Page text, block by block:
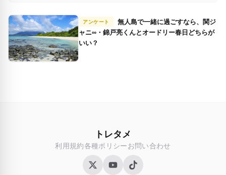
アンケート
ャニ∞・錦戸亮くんとオードリー春日どちらが
いい？
トレタメ
利用規約各種ポリシーお問い合わせ